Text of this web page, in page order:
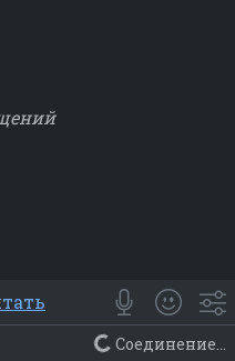
😀 Emoji
Еда Объекты
Соединение...